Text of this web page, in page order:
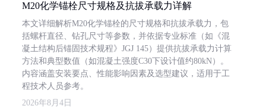
M20化学锚栓尺寸规格及抗拔承载力详解
本文详细解析M20化学锚栓的尺寸规格和抗拔承载力，包
括螺杆直径、钻孔尺寸等参数，并依据专业标准（如《混
凝土结构后锚固技术规程》JGJ 145）提供抗拔承载力计算
方法和典型数值（如混凝土强度C30下设计值约80kN）。
内容涵盖安装要点、性能影响因素及选型建议，适用于工
程技术人员参考。
2026年8月4日